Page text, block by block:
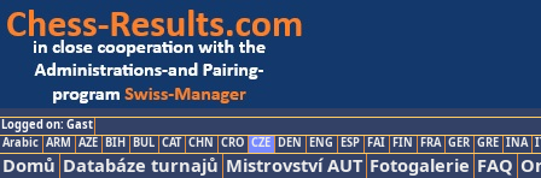
Logged on: Gast
Arabic ARM AZE BIH BUL CAT CHN CRO CZE DEN ENG ESP FAI FIN FRA GER GRE INA
Domů Databáze turnajů Mistrovství AUT Fotogalerie FAQ